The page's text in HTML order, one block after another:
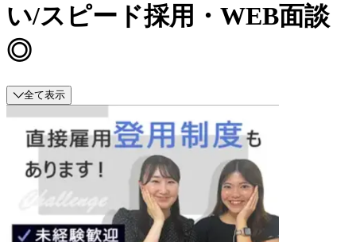
い/スピード採用・WEB面談
◎
全て表示